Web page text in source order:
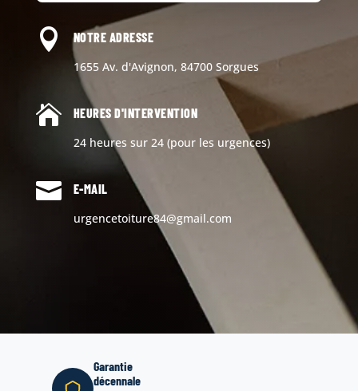

NOTRE ADRESSE
1655 Av. d'Avignon, 84700 Sorgues

HEURES D'INTERVENTION
24 heures sur 24 (pour les urgences)

E-MAIL
urgencetoiture84@gmail.com
Garantie
décennale